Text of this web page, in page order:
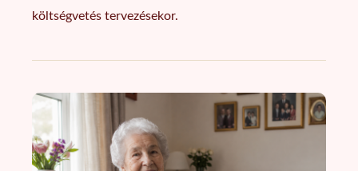
költségvetés tervezésekor.